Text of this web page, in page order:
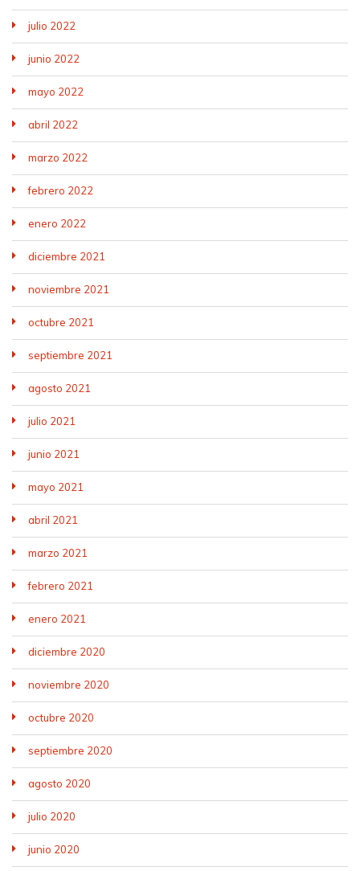
julio 2022
junio 2022
mayo 2022
abril 2022
marzo 2022
febrero 2022
enero 2022
diciembre 2021
noviembre 2021
octubre 2021
septiembre 2021
agosto 2021
julio 2021
junio 2021
mayo 2021
abril 2021
marzo 2021
febrero 2021
enero 2021
diciembre 2020
noviembre 2020
octubre 2020
septiembre 2020
agosto 2020
julio 2020
junio 2020